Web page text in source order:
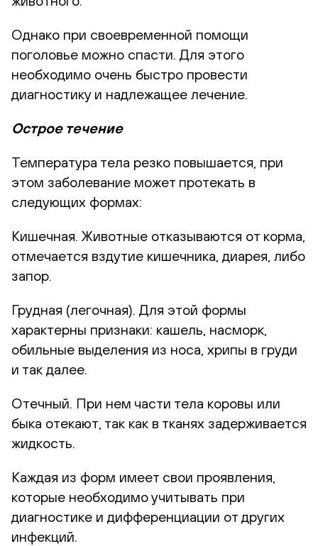
Однако при своевременной помощи
поголовье можно спасти. Для этого
необходимо очень быстро провести
диагностику и надлежащее лечение.
Острое течение
Температура тела резко повышается, при
этом заболевание может протекать в
следующих формах:
Кишечная. Животные отказываются от корма,
отмечается вздутие кишечника, диарея, либо
запор.
Грудная (легочная). Для этой формы
характерны признаки: кашель, насморк,
обильные выделения из носа, хрипы в груди
и так далее.
Отечный. При нем части тела коровы или
быка отекают, так как в тканях задерживается
жидкость.
Каждая из форм имеет свои проявления,
которые необходимо учитывать при
диагностике и дифференциации от других
инфекций.